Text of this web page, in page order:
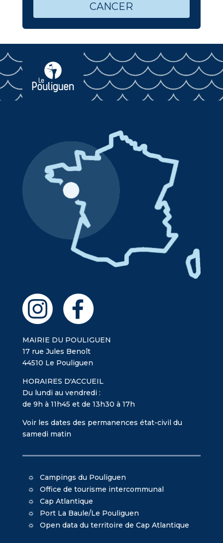
CANCER
MAIRIE DU POULIGUEN
17 rue Jules Benoît
44510 Le Pouliguen
HORAIRES D'ACCUEIL
Du lundi au vendredi :
de 9h à 11h45 et de 13h30 à 17h
Voir les dates des permanences état-civil du
samedi matin
Campings du Pouliguen
Office de tourisme intercommunal
Cap Atlantique
Port La Baule/Le Pouliguen
Open data du territoire de Cap Atlantique